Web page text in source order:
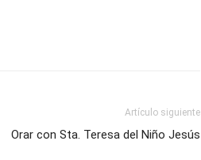
Artículo siguiente
Orar con Sta. Teresa del Niño Jesús